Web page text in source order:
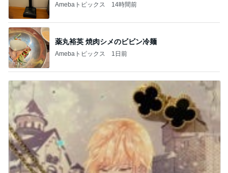
Amebaトピックス 14時間前
薬丸裕英 焼肉シメのビビン冷麺
Amebaトピックス 1日前